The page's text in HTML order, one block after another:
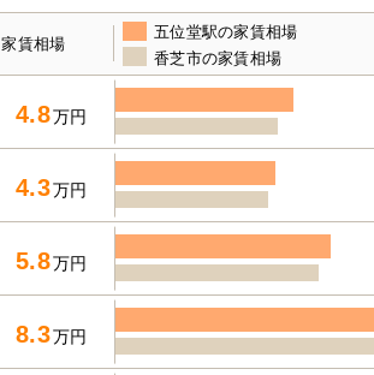
家賃相場
五位堂駅の家賃相場
香芝市の家賃相場
4.8万円
4.3万円
5.8万円
8.3万円